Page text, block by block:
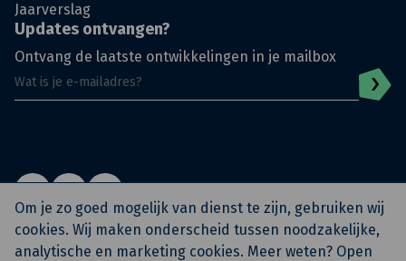
Jaarverslag
Updates ontvangen?
Ontvang de laatste ontwikkelingen in je mailbox
© KlokGroep Privacy Policy Algemene voorwaarden
Om je zo goed mogelijk van dienst te zijn, gebruiken wij
cookies. Wij maken onderscheid tussen noodzakelijke,
analytische en marketing cookies. Meer weten? Open